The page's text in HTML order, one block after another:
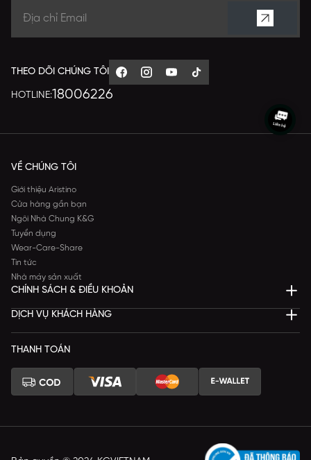
THEO DÕI CHÚNG TÔI
HOTLINE:18006226
VỀ CHÚNG TÔI
Giới thiệu Aristino
Cửa hàng gần bạn
Ngôi Nhà Chung K&G
Tuyển dụng
Wear-Care-Share
Tin tức
Nhà máy sản xuất
CHÍNH SÁCH & ĐIỀU KHOẢN
DỊCH VỤ KHÁCH HÀNG
THANH TOÁN